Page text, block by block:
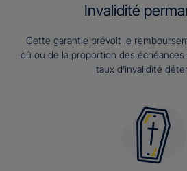
Invalidité
Cette garantie prévoit le
dû ou de la proportion des
taux d’invalidité